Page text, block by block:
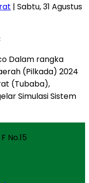
| Sabtu, 31 Agustus
Dalam rangka
(Pilkada) 2024
(Tubaba),
Simulasi Sistem
No.15